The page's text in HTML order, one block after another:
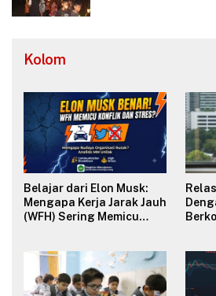
Kolom
Belajar dari Elon Musk:
Mengapa Kerja Jarak Jauh
(WFH) Sering Memicu